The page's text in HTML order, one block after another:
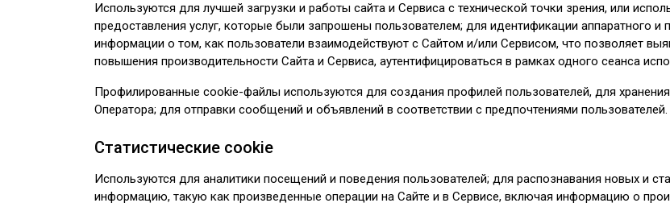
Используются для лучшей загрузки и работы сайта и Сервиса с технической точки зрения, или
предоставления услуг, которые были запрошены пользователем; для идентификации аппаратного и
информации о том, как пользователи взаимодействуют с Сайтом и/или Сервисом, что позволяет
повышения производительности Сайта и Сервиса, аутентифицироваться в рамках одного сеанса
Профилированные cookie-файлы используются для создания профилей пользователей, для хранения
Оператора; для отправки сообщений и объявлений в соответствии с предпочтениями пользователей.
Статистические cookie
Используются для аналитики посещений и поведения пользователей; для распознавания новых и
информацию, такую как произведенные операции на Сайте и в Сервисе, включая информацию о